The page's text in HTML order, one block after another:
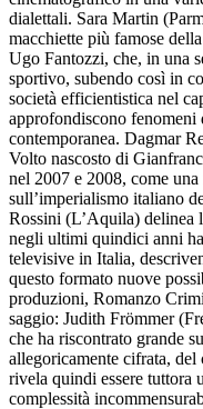
dialettali. Sara Martin
macchiette più famose
Ugo Fantozzi, che, in una
sportivo, subendo così in
società efficientistica nel
approfondiscono fenomeni
contemporanea. Dagmar
Volto nascosto di
nel 2007 e 2008, come
sull’imperialismo italiano
Rossini (L’Aquila) delinea
negli ultimi quindici anni
televisive in Italia,
questo formato nuove
produzioni, Romanzo
saggio: Judith Frömmer
che ha riscontrato grande
allegoricamente cifrata,
rivela quindi essere tuttora
complessità